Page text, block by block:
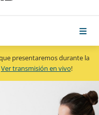
presentaremos durante la
Ver transmisión en vivo!